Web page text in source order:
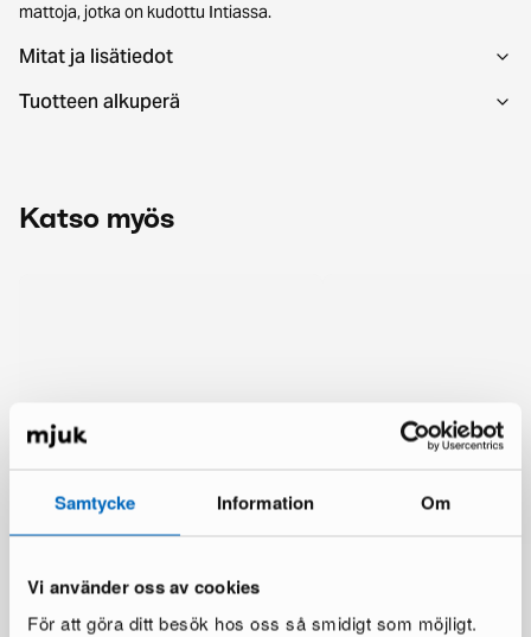
Samtycke Information Om
Vi använder oss av cookies
För att göra ditt besök hos oss så smidigt som möjligt.
mattoja, jotka on kudottu Intiassa.
Mitat ja lisätiedot
Tuotteen alkuperä
Katso myös